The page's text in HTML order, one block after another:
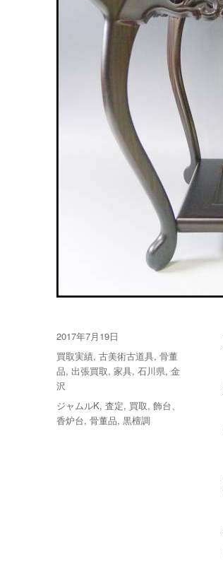
投
稿
日:
2017年7月19日
カ
テ
ゴ
リ
ー
買取実績,古美術古道具,骨董
品, 出張買取,家具,石川県,金
沢
タ
グ
ジャムルK,査定, 買取,飾台、
香炉台,骨董品,黒檀調